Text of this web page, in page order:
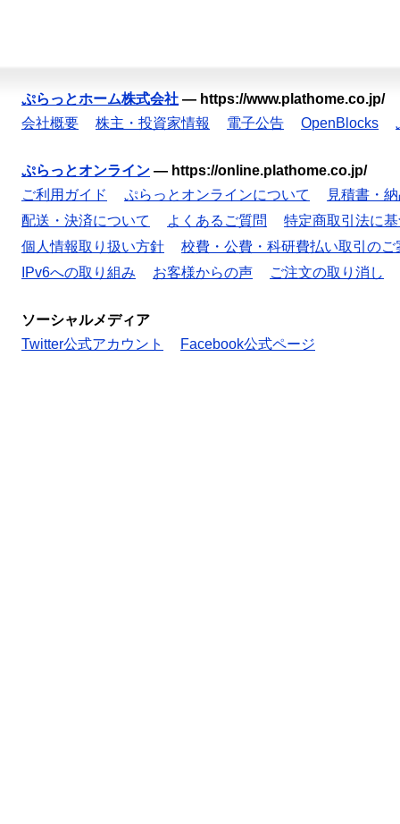
ぷらっとホーム株式会社 — https://www.plathome.co.jp/
会社概要
株主・投資家情報 電子公告 OpenBlocks
ぷらっとオンライン — https://online.plathome.co.jp/
ご利用ガイド
ぷらっとオンラインについて
見積書・
配送・決済について
よくあるご質問
特定商取引法に
個人情報取り扱い方針
校費・公費・科研費払い取引のご
IPv6への取り組み
お客様からの声 ご注文の取り消し
ソーシャルメディア
Twitter公式アカウント
Facebook公式ページ